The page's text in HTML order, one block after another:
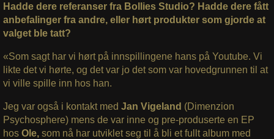
Hadde dere referanser fra Bollies Studio? Hadde dere fått
anbefalinger fra andre, eller hørt produkter som gjorde at
valget ble tatt?
«Som sagt har vi hørt på innspillingene hans på Youtube. Vi
likte det vi hørte, og det var jo det som var hovedgrunnen til at
vi ville spille inn hos han.
Jeg var også i kontakt med Jan Vigeland (Dimenzion
Psychosphere) mens de var inne og pre-produserte en EP
hos Ole, som nå har utviklet seg til å bli et fullt album med